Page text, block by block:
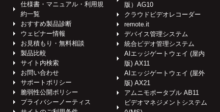
仕様書・マニュアル・利用規
約一覧
おすすめ製品診断
ウェビナー情報
お見積もり・無料相談
製品比較
サイト内検索
お問い合わせ
サポートポリシー
脆弱性公開ポリシー
プライバシーノーティス
版）AG10
クラウドビデオレコーダー
remote.it
デバイス管理システム
統合ビデオ管理システム
AIエッジゲートウェイ (屋内
版) AX11
AIエッジゲートウェイ (屋外
版) AX21
アムニモポータブル AB11
ビデオマネジメントシステム